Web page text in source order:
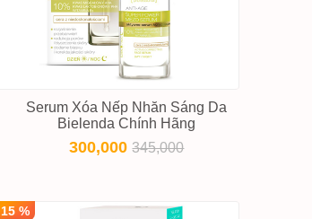
Serum Xóa Nếp Nhăn Sáng Da
Bielenda Chính Hãng
300,000345,000
15 %